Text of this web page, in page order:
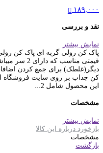
۱۸۹,۰۰۰
نقد و بررسی
نمایش بیشتر
پاک کن رولی گربه ای پاک کن رولی
قیمتی
دیگر(غلطک) برای جمع کردن
کن جذاب بر روی سایت فروشگاه
این محصول شامل 2...
مشخصات
نمایش بیشتر
بازخورد درباره این کالا
مشخصات
بازگشت